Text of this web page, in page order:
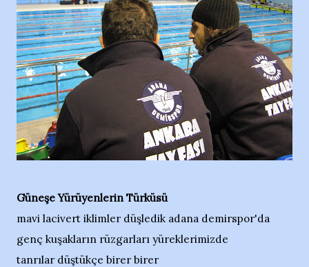
Güneşe Yürüyenlerin Türküsü
mavi lacivert iklimler düşledik adana demirspor'da
genç kuşakların rüzgarları yüreklerimizde
tanrılar düştükçe birer birer